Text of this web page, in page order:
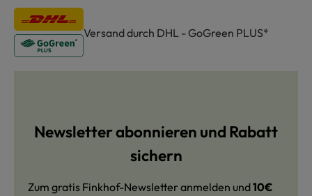
Versand durch DHL - GoGreen PLUS*
Newsletter abonnieren und Rabatt
sichern
Zum gratis Finkhof-Newsletter anmelden und10€